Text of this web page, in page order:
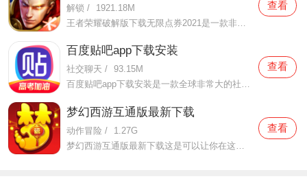
解锁 /
1921.18M
王者荣耀破解版下载无限点券2021是一款非常火热的手机游戏。在这款王者荣耀破解版下载无限点券2021中有着非常好用的辅助工具，在这里面你可以轻轻松松就获得点券的使用，而且还是可以无限使用的哦，完全没有受限制，只要你下载了这款王者荣耀破解版下载无限点券2021之后就可以
查看
百度贴吧app下载安装
社交聊天 / 93.15M
百度贴吧app下载安装是一款全球非常大的社交软件。在这款百度贴吧app下载安装里面汇聚了很多有共同兴趣的小伙伴们，在这里面有各种你会感兴趣的兴趣贴，同时你也会发现这里面有非常多的共同爱好的小伙伴，在这里面你还可以和他们一起玩耍，一起在帖子里畅所欲言，发挥你的脑
查看
梦幻西游互通版最新下载
动作冒险 /
1.27G
梦幻西游互通版最新下载这是可以让你在这里得到很多不一样的快乐互动内容的手机软件，不只是可以自由的去欣赏到很多不一样的欢乐内容，还有各种精彩的战斗模式可以给你全新的体验，大家在这里还可以自由的和很多的小伙伴们一起开心的进行各种战斗，进行有趣的开黑，感受到
查看